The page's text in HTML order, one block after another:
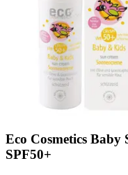
Eco Cosmetics
SPF50+